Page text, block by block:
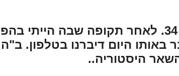
אני בת 33, הוא בן 34. לאחר תקופה שבה
היסטוריה..